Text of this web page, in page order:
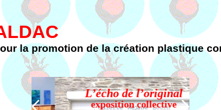
la promotion de la création plastique
L’écho de l’original
exposition collective